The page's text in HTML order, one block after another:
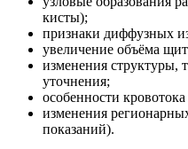
кисты);
признаки диффузных
увеличение объёма
изменения структуры,
уточнения;
особенности
изменения
показаний).